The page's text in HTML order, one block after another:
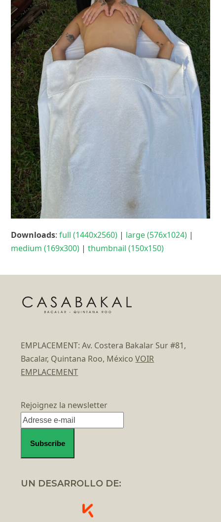
Downloads:full (1440x2560) | large (576x1024) |
medium (169x300) |thumbnail (150x150)
EMPLACEMENT: Av. Costera Bakalar Sur #81,
Bacalar, Quintana Roo, MéxicoVOIR
EMPLACEMENT
Rejoignez la newsletter
UN DESARROLLO DE: